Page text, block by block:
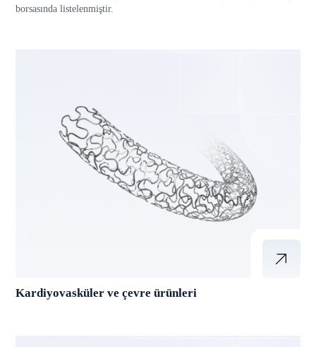
borsasında listelenmiştir.
Kardiyovasküler ve çevre ürünleri